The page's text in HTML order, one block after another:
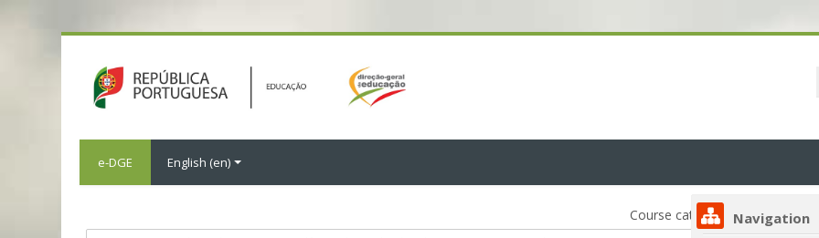
e-DGE English ‎(en)‎
Course categories:Navigation